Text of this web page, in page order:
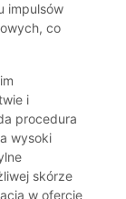
impulsów
co
i
procedura
wysoki
skórze
w ofercie